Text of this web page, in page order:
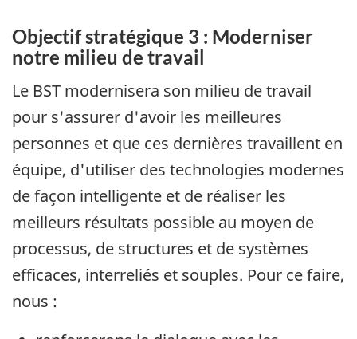
Objectif stratégique 3 : Moderniser
notre milieu de travail
Le BST modernisera son milieu de travail
pour s'assurer d'avoir les meilleures
personnes et que ces dernières travaillent en
équipe, d'utiliser des technologies modernes
de façon intelligente et de réaliser les
meilleurs résultats possible au moyen de
processus, de structures et de systèmes
efficaces, interreliés et souples. Pour ce faire,
nous :